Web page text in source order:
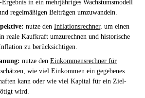
in ein mehrjähriges Wachstumsmodell
regelmäßigen Beiträgen umzuwandeln.
nutze den Inflationsrechner, um einen
reale Kaufkraft umzurechnen und historische
zu berücksichtigen.
nutze den Einkommensrechner für
schätzen, wie viel Einkommen ein gegebenes
kann oder wie viel Kapital für ein Ziel-
wird.